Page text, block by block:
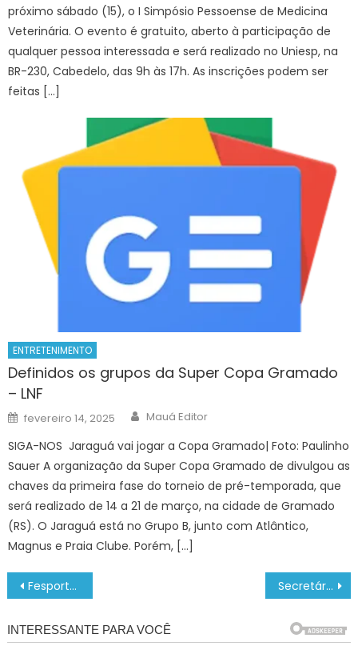
próximo sábado (15), o I Simpósio Pessoense de Medicina
Veterinária. O evento é gratuito, aberto à participação de
qualquer pessoa interessada e será realizado no Uniesp, na
BR-230, Cabedelo, das 9h às 17h. As inscrições podem ser
feitas […]
ENTRETENIMENTO
Definidos os grupos da Super Copa Gramado
– LNF
Posted
on
fevereiro 14, 2025 Author
Mauá Editor
SIGA-NOS Jaraguá vai jogar a Copa Gramado| Foto: Paulinho
Sauer A organização da Super Copa Gramado de divulgou as
chaves da primeira fase do torneio de pré-temporada, que
será realizado de 14 a 21 de março, na cidade de Gramado
(RS). O Jaraguá está no Grupo B, junto com Atlântico,
Magnus e Praia Clube. Porém, […]
Navegação
de
Post
Fesporte divulga relação dos campeões dos Jogos Abertos da Terceira Idade Secretário de Mato Grosso do Sul representa Consed em seminário no Ministério da Educação